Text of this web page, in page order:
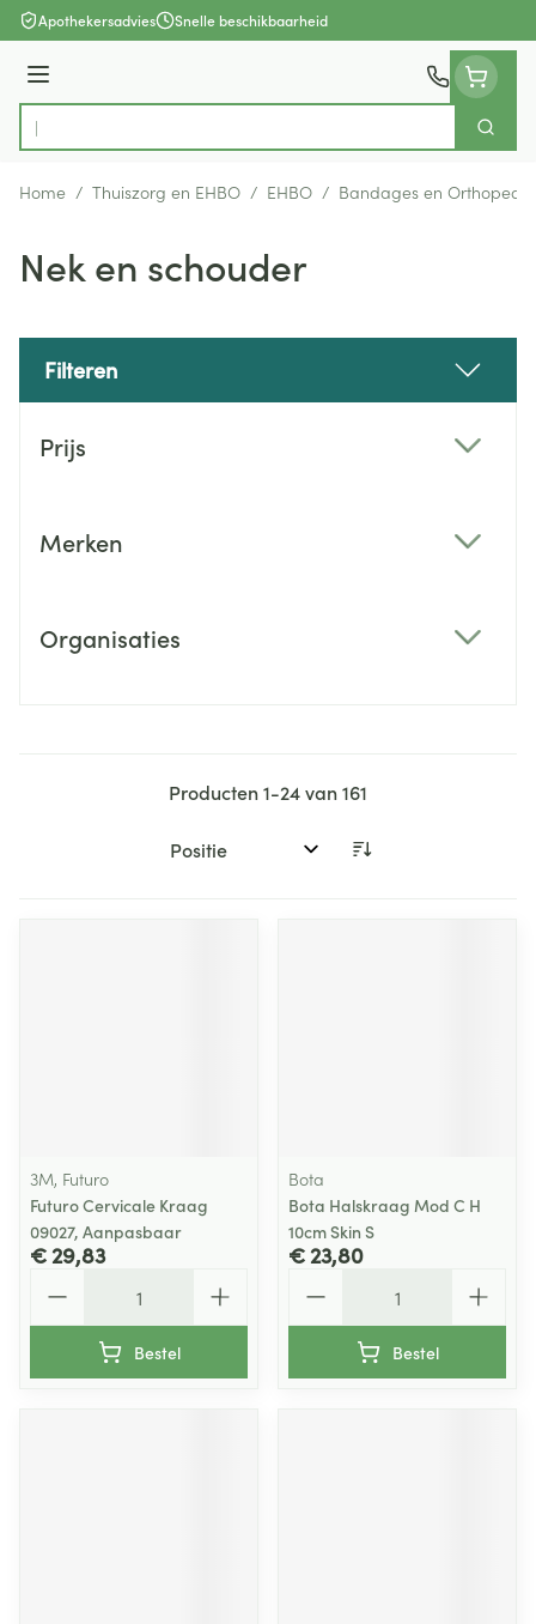
Ga naar de inhoud
Apothekersadvies Snelle beschikbaarheid
Menu
Product, merk, categorie...
Zoek
Home / Thuiszorg en EHBO / EHBO / Bandages en
Nek en schouder
Filteren
Prijs
Merken
Organisaties
Producten1-24van161
Sorteer op:
3M, Futuro
Futuro Cervicale Kraag
09027, Aanpasbaar
€ 29,83
Bestel
Bota
Bota Halskraag Mod C H
10cm Skin S
€ 23,80
Bestel